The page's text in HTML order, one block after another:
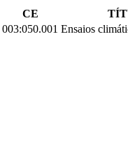
CE
003:050.001 Ensaios